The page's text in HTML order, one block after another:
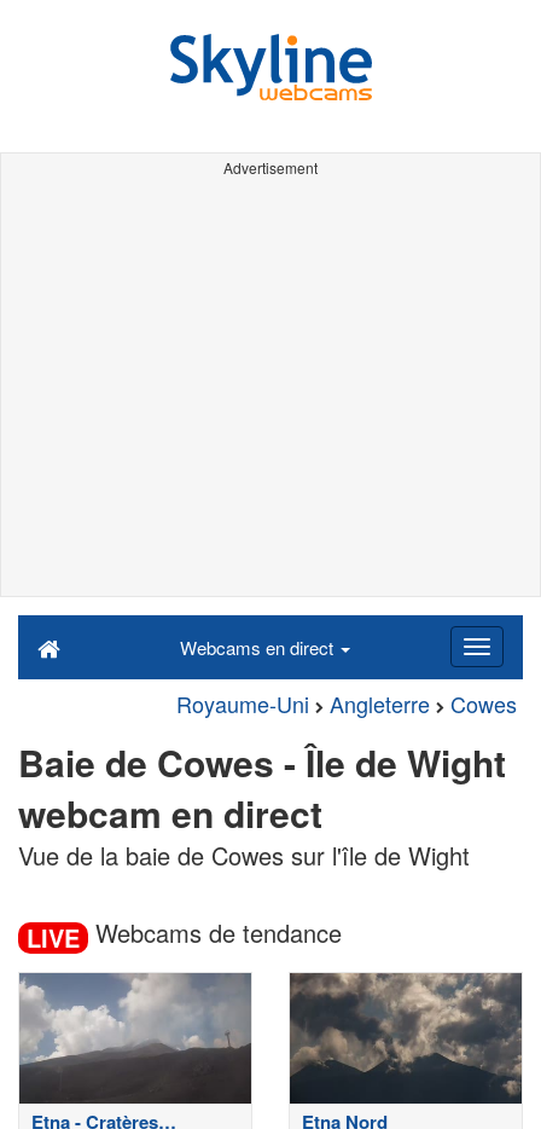
Advertisement
Webcams en direct
Royaume-Uni Angleterre Cowes
Baie de Cowes - Île de Wight
webcam en direct
Vue de la baie de Cowes sur l'île de Wight
LIVE Webcams de tendance
Etna - Cratères
Etna Nord